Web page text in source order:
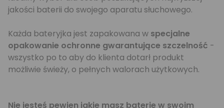
jakości baterii do swojego aparatu słuchowego.
Każda bateryjka jest zapakowana w specjalne
opakowanie ochronne gwarantujące szczelność -
wszystko po to aby do klienta dotarł produkt
możliwie świeży, o pełnych walorach użytkowych.
Nie jesteś pewien jakie masz baterie w swoim